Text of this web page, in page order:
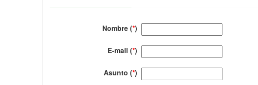
Nombre (*)
E-mail (*)
Asunto (*)